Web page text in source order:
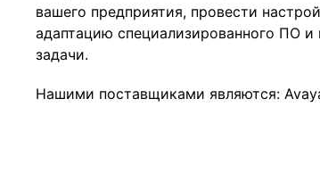
вашего предприятия, провести
адаптацию специализированного ПО
задачи.
Нашими поставщиками являются: